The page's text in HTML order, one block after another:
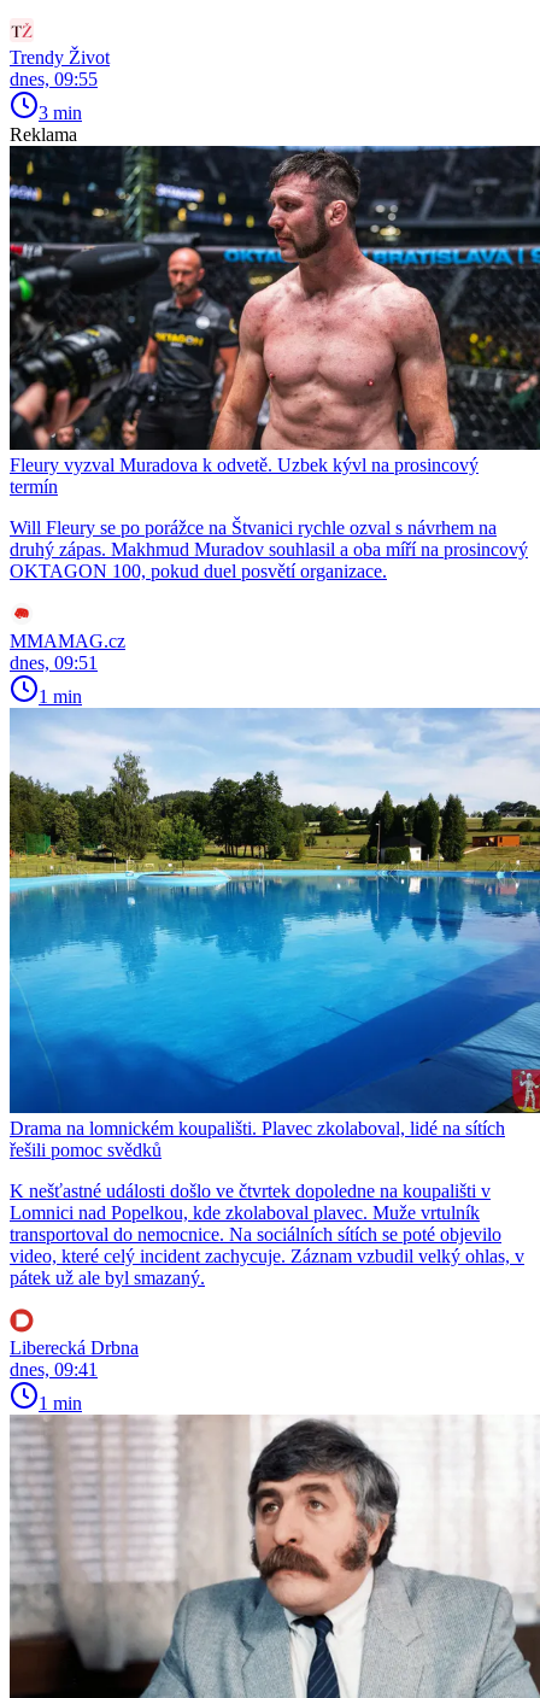
Trendy Život
dnes, 09:55
3 min
Reklama
Fleury vyzval Muradova k odvetě. Uzbek kývl na prosincový
termín
Will Fleury se po porážce na Štvanici rychle ozval s návrhem na
druhý zápas. Makhmud Muradov souhlasil a oba míří na prosincový
OKTAGON 100, pokud duel posvětí organizace.
MMAMAG.cz
dnes, 09:51
1 min
Drama na lomnickém koupališti. Plavec zkolaboval, lidé na sítích
řešili pomoc svědků
K nešťastné události došlo ve čtvrtek dopoledne na koupališti v
Lomnici nad Popelkou, kde zkolaboval plavec. Muže vrtulník
transportoval do nemocnice. Na sociálních sítích se poté objevilo
video, které celý incident zachycuje. Záznam vzbudil velký ohlas, v
pátek už ale byl smazaný.
Liberecká Drbna
dnes, 09:41
1 min